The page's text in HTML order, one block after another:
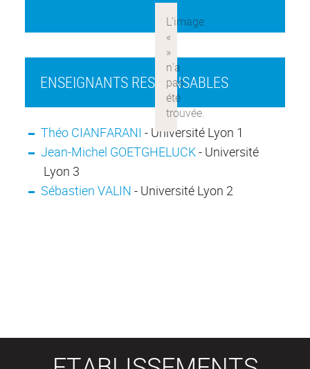
ENSEIGNANTS RESPONSABLES
Théo CIANFARANI - Université Lyon 1
Jean-Michel GOETGHELUCK- Université
Lyon 3
Sébastien VALIN - Université Lyon 2